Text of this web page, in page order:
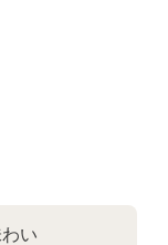
い